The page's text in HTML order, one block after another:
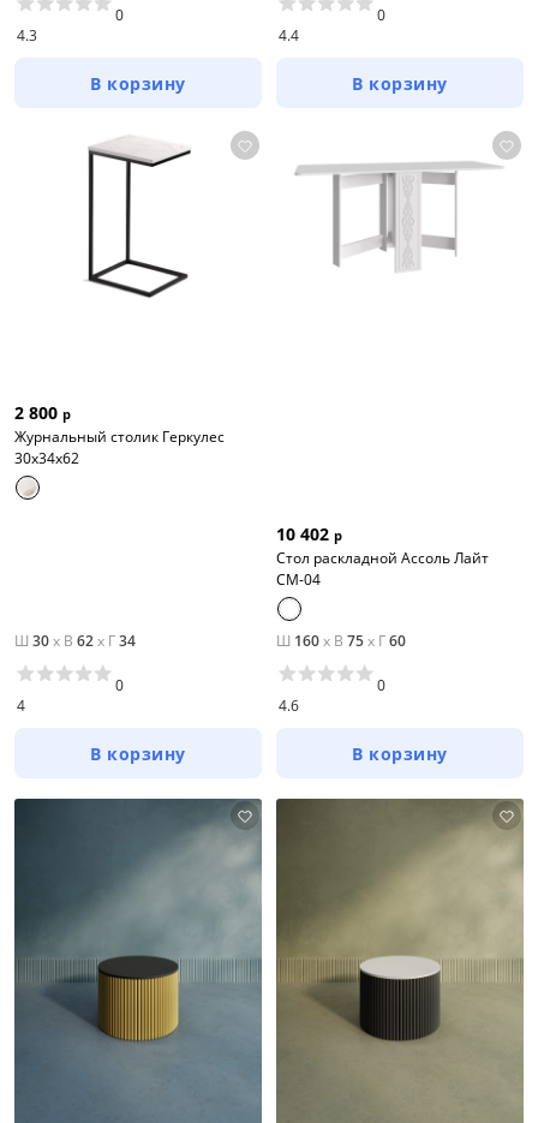
4.3
0
В корзину
4.4
0
В корзину
2 800 р
Журнальный столик Геркулес
30х34х62
Ш 30x В 62x Г34
4
0
В корзину
10 402 р
Стол раскладной Ассоль Лайт
СМ-04
Ш 160x В 75x Г60
4.6
0
В корзину